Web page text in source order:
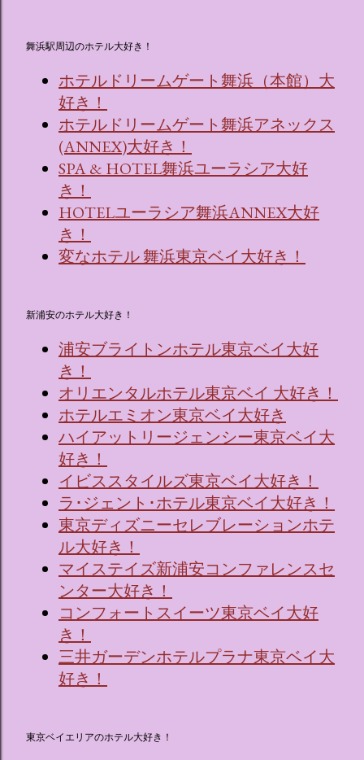
舞浜駅周辺のホテル大好き！
ホテルドリームゲート舞浜（本館）大
好き！
ホテルドリームゲート舞浜アネックス
(ANNEX)大好き！
SPA & HOTEL舞浜ユーラシア大好
き！
HOTELユーラシア舞浜ANNEX大好
き！
変なホテル 舞浜東京ベイ大好き！
新浦安のホテル大好き！
浦安ブライトンホテル東京ベイ大好
き！
オリエンタルホテル東京ベイ 大好き！
ホテルエミオン東京ベイ大好き
ハイアットリージェンシー東京ベイ大
好き！
イビススタイルズ東京ベイ大好き！
ラ･ジェント･ホテル東京ベイ大好き！
東京ディズニーセレブレーションホテ
ル大好き！
マイステイズ新浦安コンファレンスセ
ンター大好き！
コンフォートスイーツ東京ベイ大好
き！
三井ガーデンホテルプラナ東京ベイ大
好き！
東京ベイエリアのホテル大好き！